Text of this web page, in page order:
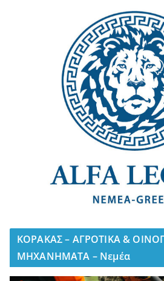
ΚΟΡΑΚΑΣ – ΑΓΡΟΤΙΚΑ &
ΜΗΧΑΝΗΜΑΤΑ – Νεμέα